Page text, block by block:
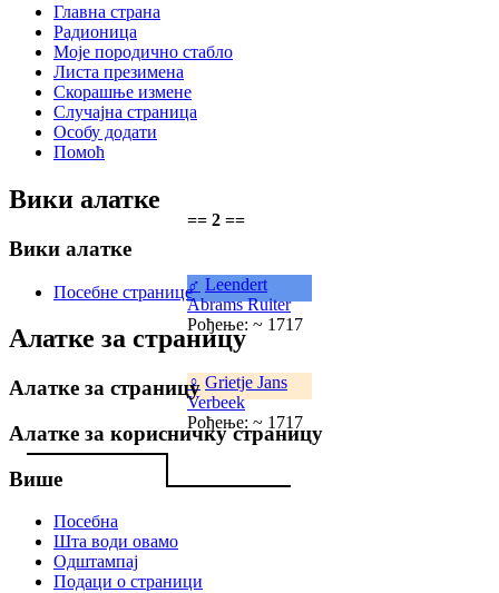
== 2 ==
♂ Leendert
Abrams Ruiter
Рођење: ~ 1717
♀ Grietje Jans
Verbeek
Рођење: ~ 1717
Главна страна
Радионица
Моје породично стабло
Листа презимена
Скорашње измене
Случајна страница
Особу додати
Помоћ
Вики алатке
Вики алатке
Посебне странице
Алатке за страницу
Алатке за страницу
Алатке за корисничку страницу
Више
Посебна
Шта води овамо
Одштампај
Подаци о страници